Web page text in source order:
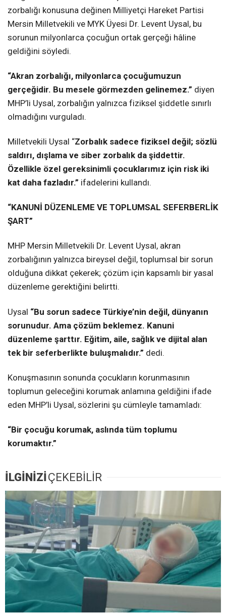
zorbalığı konusuna değinen Milliyetçi Hareket Partisi
Mersin Milletvekili ve MYK Üyesi Dr. Levent Uysal, bu
sorunun milyonlarca çocuğun ortak gerçeği hâline
geldiğini söyledi.
“Akran zorbalığı, milyonlarca çocuğumuzun
gerçeğidir. Bu mesele görmezden gelinemez.” diyen
MHP’li Uysal, zorbalığın yalnızca fiziksel şiddetle sınırlı
olmadığını vurguladı.
Milletvekili Uysal “Zorbalık sadece fiziksel değil; sözlü
saldırı, dışlama ve siber zorbalık da şiddettir.
Özellikle özel gereksinimli çocuklarımız için risk iki
kat daha fazladır.” ifadelerini kullandı.
“KANUNİ DÜZENLEME VE TOPLUMSAL SEFERBERLİK
ŞART”
MHP Mersin Milletvekili Dr. Levent Uysal, akran
zorbalığının yalnızca bireysel değil, toplumsal bir sorun
olduğuna dikkat çekerek; çözüm için kapsamlı bir yasal
düzenleme gerektiğini belirtti.
Uysal “Bu sorun sadece Türkiye’nin değil, dünyanın
sorunudur. Ama çözüm beklemez. Kanuni
düzenleme şarttır. Eğitim, aile, sağlık ve dijital alan
tek bir seferberlikte buluşmalıdır.” dedi.
Konuşmasının sonunda çocukların korunmasının
toplumun geleceğini korumak anlamına geldiğini ifade
eden MHP’li Uysal, sözlerini şu cümleyle tamamladı:
“Bir çocuğu korumak, aslında tüm toplumu
korumaktır.”
İLGİNİZİÇEKEBİLİR